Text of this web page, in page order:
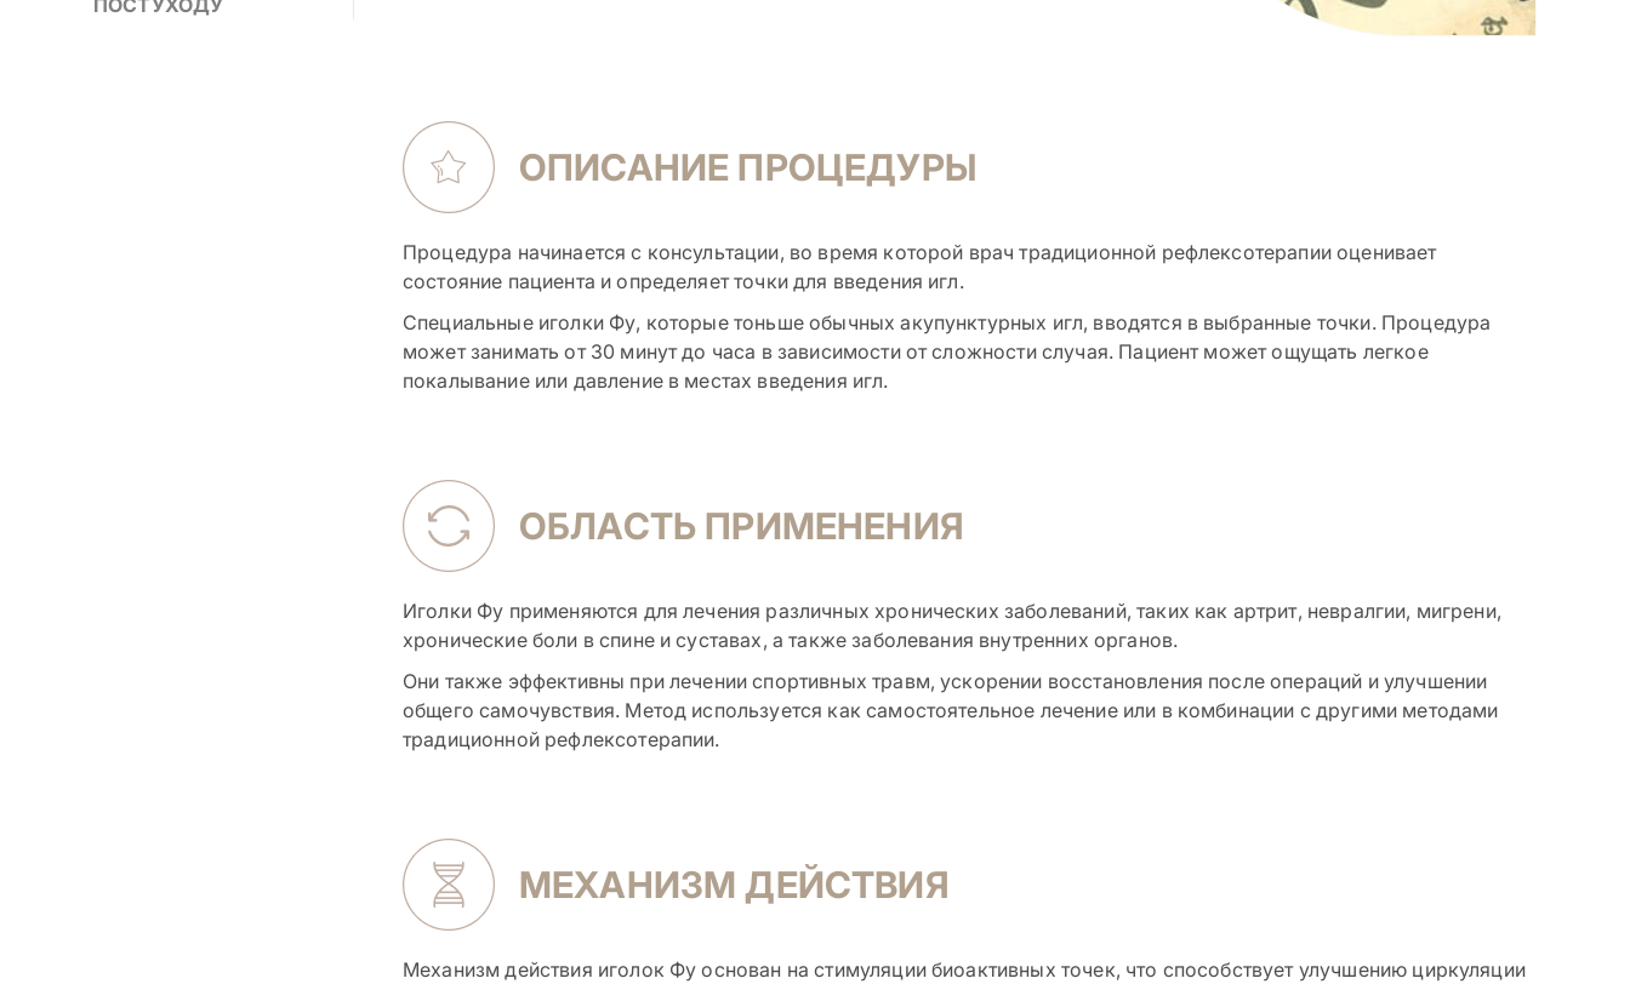
ОПИСАНИЕ ПРОЦЕДУРЫ
Процедура начинается с консультации, во время которой врач традиционной рефлексотерапии оценивает
состояние пациента и определяет точки для введения игл.
Специальные иголки Фу, которые тоньше обычных акупунктурных игл, вводятся в выбранные точки. Процедура
может занимать от 30 минут до часа в зависимости от сложности случая. Пациент может ощущать легкое
покалывание или давление в местах введения игл.
ОБЛАСТЬ ПРИМЕНЕНИЯ
Иголки Фу применяются для лечения различных хронических заболеваний, таких как артрит, невралгии, мигрени,
хронические боли в спине и суставах, а также заболевания внутренних органов.
Они также эффективны при лечении спортивных травм, ускорении восстановления после операций и улучшении
общего самочувствия. Метод используется как самостоятельное лечение или в комбинации с другими методами
традиционной рефлексотерапии.
МЕХАНИЗМ ДЕЙСТВИЯ
Механизм действия иголок Фу основан на стимуляции биоактивных точек, что способствует улучшению циркуляции